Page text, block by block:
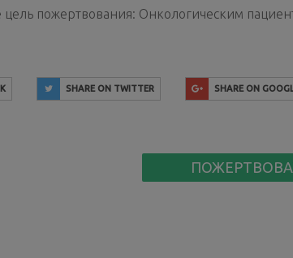
цель пожертвования: Онкологическим
SHARE ON TWITTER SHARE ON